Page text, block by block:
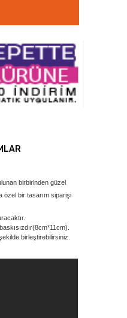
birbirinden güzel
özel bir tasarım siparişi
birleştirebilirsiniz.